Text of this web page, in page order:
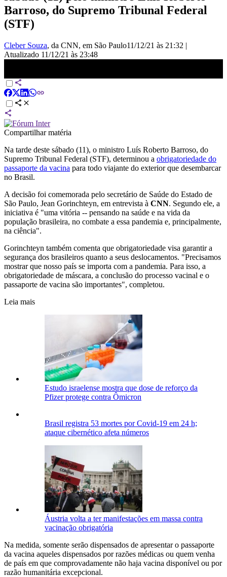
Barroso, do Supremo Tribunal Federal
(STF)
Cleber Souza, da CNN, em São Paulo11/12/21 às 21:32 |
Atualizado 11/12/21 às 23:48
Compartilhar matéria
Na tarde deste sábado (11), o ministro Luís Roberto Barroso, do
Supremo Tribunal Federal (STF), determinou a obrigatoriedade do
passaporte da vacina para todo viajante do exterior que desembarcar
no Brasil.
A decisão foi comemorada pelo secretário de Saúde do Estado de
São Paulo, Jean Gorinchteyn, em entrevista à CNN. Segundo ele, a
iniciativa é "uma vitória -- pensando na saúde e na vida da
população brasileira, no combate a essa pandemia e, principalmente,
na ciência".
Gorinchteyn também comenta que obrigatoriedade visa garantir a
segurança dos brasileiros quanto a seus deslocamentos. "Precisamos
mostrar que nosso país se importa com a pandemia. Para isso, a
obrigatoriedade de máscara, a conclusão do processo vacinal e o
passaporte de vacina são importantes", completou.
Leia mais
Estudo israelense mostra que dose de reforço da
Pfizer protege contra Ômicron
Brasil registra 53 mortes por Covid-19 em 24 h;
ataque cibernético afeta números
Áustria volta a ter manifestações em massa contra
vacinação obrigatória
Na medida, somente serão dispensados de apresentar o passaporte
da vacina aqueles dispensados por razões médicas ou quem venha
de país em que comprovadamente não haja vacina disponível ou por
razão humanitária excepcional.